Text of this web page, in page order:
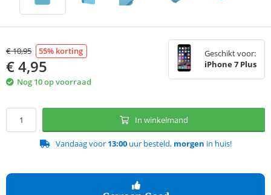
€10,95 55% korting
€4,95
Nog 10 op voorraad
Geschikt voor:
iPhone 7 Plus
In winkelmand
Vandaag voor 13:00uur besteld, morgen in huis!